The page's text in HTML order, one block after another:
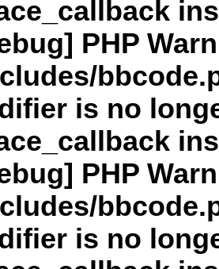
PHP
is no
PHP
is no